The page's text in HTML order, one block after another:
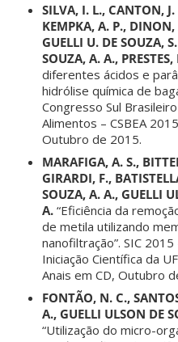
SILVA, I. L., CANTON,
KEMPKA, A. P., DINON,
GUELLI U. DE SOUZA,
SOUZA, A. A., PRESTES,
diferentes ácidos e
hidrólise química de
Congresso Sul
Alimentos – CSBEA
Outubro de 2015.
MARAFIGA, A. S.,
GIRARDI, F.,
SOUZA, A. A., GUELLI
A. “Eficiência da
de metila utilizando
nanofiltração”. SIC
Iniciação Científica da
Anais em CD, Outubro
FONTÃO, N. C.,
A., GUELLI ULSON DE
“Utilização do micro-